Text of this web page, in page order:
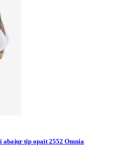
abajur tip opait 2552 Omnia